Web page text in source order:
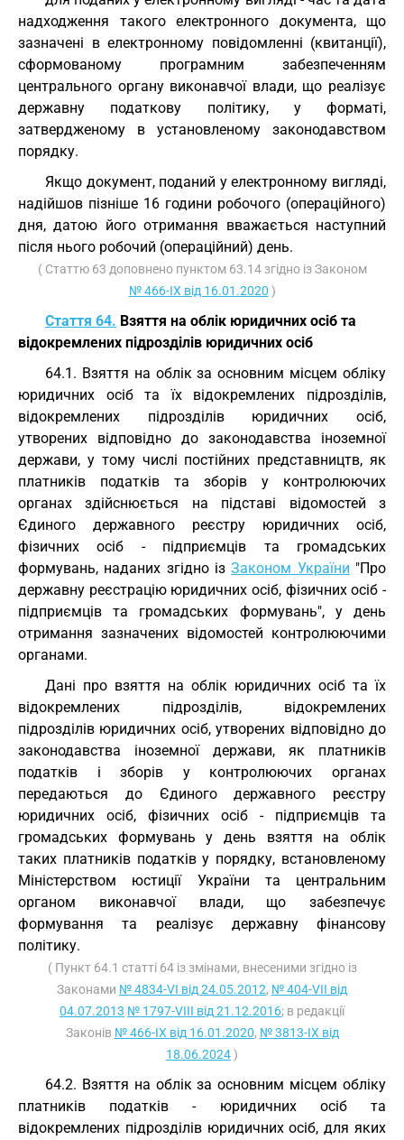
надходження такого електронного документа, що
зазначені в електронному повідомленні (квитанції),
сформованому програмним забезпеченням
центрального органу виконавчої влади, що реалізує
державну податкову політику, у форматі,
затвердженому в установленому законодавством
порядку.
Якщо документ, поданий у електронному вигляді,
надійшов пізніше 16 години робочого (операційного)
дня, датою його отримання вважається наступний
після нього робочий (операційний) день.
( Статтю 63 доповнено пунктом 63.14 згідно із Законом
№ 466-IX від 16.01.2020 )
Стаття 64. Взяття на облік юридичних осіб та
відокремлених підрозділів юридичних осіб
64.1. Взяття на облік за основним місцем обліку
юридичних осіб та їх відокремлених підрозділів,
відокремлених підрозділів юридичних осіб,
утворених відповідно до законодавства іноземної
держави, у тому числі постійних представництв, як
платників податків та зборів у контролюючих
органах здійснюється на підставі відомостей з
Єдиного державного реєстру юридичних осіб,
фізичних осіб - підприємців та громадських
формувань, наданих згідно ізЗаконом України "Про
державну реєстрацію юридичних осіб, фізичних осіб -
підприємців та громадських формувань", у день
отримання зазначених відомостей контролюючими
органами.
Дані про взяття на облік юридичних осіб та їх
відокремлених підрозділів, відокремлених
підрозділів юридичних осіб, утворених відповідно до
законодавства іноземної держави, як платників
податків і зборів у контролюючих органах
передаються до Єдиного державного реєстру
юридичних осіб, фізичних осіб - підприємців та
громадських формувань у день взяття на облік
таких платників податків у порядку, встановленому
Міністерством юстиції України та центральним
органом виконавчої влади, що забезпечує
формування та реалізує державну фінансову
політику.
( Пункт 64.1 статті 64 із змінами, внесеними згідно із
Законами № 4834-VI від 24.05.2012, № 404-VII від
04.07.2013 № 1797-VIII від 21.12.2016; в редакції
Законів № 466-IX від 16.01.2020, № 3813-IX від
18.06.2024)
64.2. Взяття на облік за основним місцем обліку
платників податків - юридичних осіб та
відокремлених підрозділів юридичних осіб, для яких